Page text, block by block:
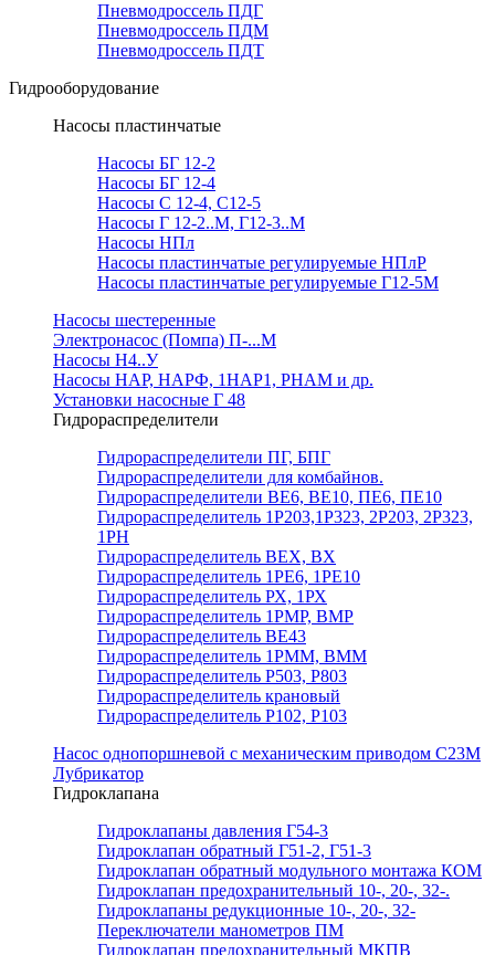
Пневмодроссель ПДГ
Пневмодроссель ПДМ
Пневмодроссель ПДТ
Гидрооборудование
Насосы пластинчатые
Насосы БГ 12-2
Насосы БГ 12-4
Насосы С 12-4, С12-5
Насосы Г 12-2..М, Г12-3..М
Насосы НПл
Насосы пластинчатые регулируемые НПлР
Насосы пластинчатые регулируемые Г12-5М
Насосы шестеренные
Электронасос (Помпа) П-...М
Насосы Н4..У
Насосы НАР, НАРФ, 1НАР1, РНАМ и др.
Установки насосные Г 48
Гидрораспределители
Гидрораспределители ПГ, БПГ
Гидрораспределители для комбайнов.
Гидрораспределители ВЕ6, ВЕ10, ПЕ6, ПЕ10
Гидрораспределитель 1Р203,1Р323, 2Р203, 2Р323,
1РН
Гидрораспределитель ВЕХ, ВХ
Гидрораспределитель 1РЕ6, 1РЕ10
Гидрораспределитель РХ, 1РХ
Гидрораспределитель 1РМР, ВМР
Гидрораспределитель ВЕ43
Гидрораспределитель 1РММ, ВММ
Гидрораспределитель Р503, Р803
Гидрораспределитель крановый
Гидрораспределитель Р102, Р103
Насос однопоршневой с механическим приводом С23М
Лубрикатор
Гидроклапана
Гидроклапаны давления Г54-3
Гидроклапан обратный Г51-2, Г51-3
Гидроклапан обратный модульного монтажа КОМ
Гидроклапан предохранительный 10-, 20-, 32-.
Гидроклапаны редукционные 10-, 20-, 32-
Переключатели манометров ПМ
Гидроклапан предохранительный МКПВ